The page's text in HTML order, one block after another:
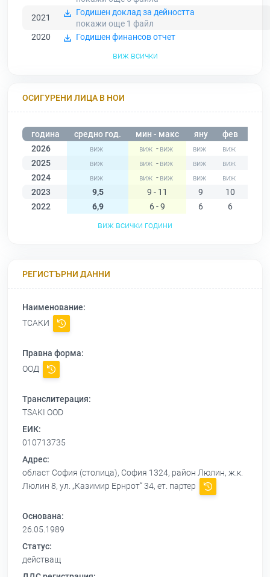
2021
Годишен доклад за дейността
покажи още 1 файл
2020
Годишен финансов отчет
виж всички
ОСИГУРЕНИ ЛИЦА В НОИ
година средно год. мин - макс яну фев
2026
-
2025
-
2024
-
2023
9,5 9 - 11 9 10
2022
6,9 6 - 9 6 6
виж всички години
РЕГИСТЪРНИ ДАННИ
Наименование:
ТСАКИ
Правна форма:
ООД
Транслитерация:
TSAKI OOD
ЕИК:
010713735
Адрес:
област София (столица), София 1324, район Люлин, ж.к.
Люлин 8, ул. „Казимир Ернрот“ 34, ет. партер
Основана:
26.05.1989
Статус:
действащ